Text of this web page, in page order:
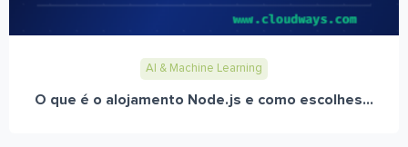
AI & Machine Learning
O que é o alojamento Node.js e como escolhes...